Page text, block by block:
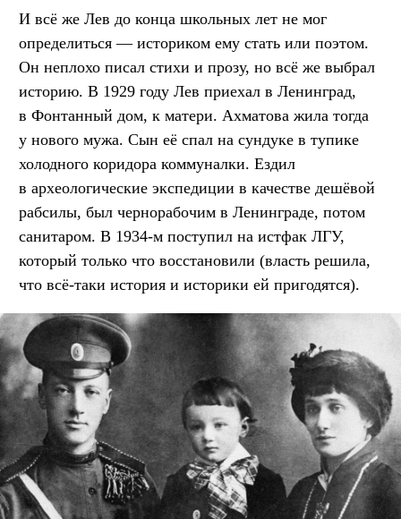
И всё же Лев до конца школьных лет не мог
определиться — историком ему стать или поэтом.
Он неплохо писал стихи и прозу, но всё же выбрал
историю. В 1929 году Лев приехал в Ленинград,
в Фонтанный дом, к матери. Ахматова жила тогда
у нового мужа. Сын её спал на сундуке в тупике
холодного коридора коммуналки. Ездил
в археологические экспедиции в качестве дешёвой
рабсилы, был чернорабочим в Ленинграде, потом
санитаром. В 1934-м поступил на истфак ЛГУ,
который только что восстановили (власть решила,
что всё-таки история и историки ей пригодятся).